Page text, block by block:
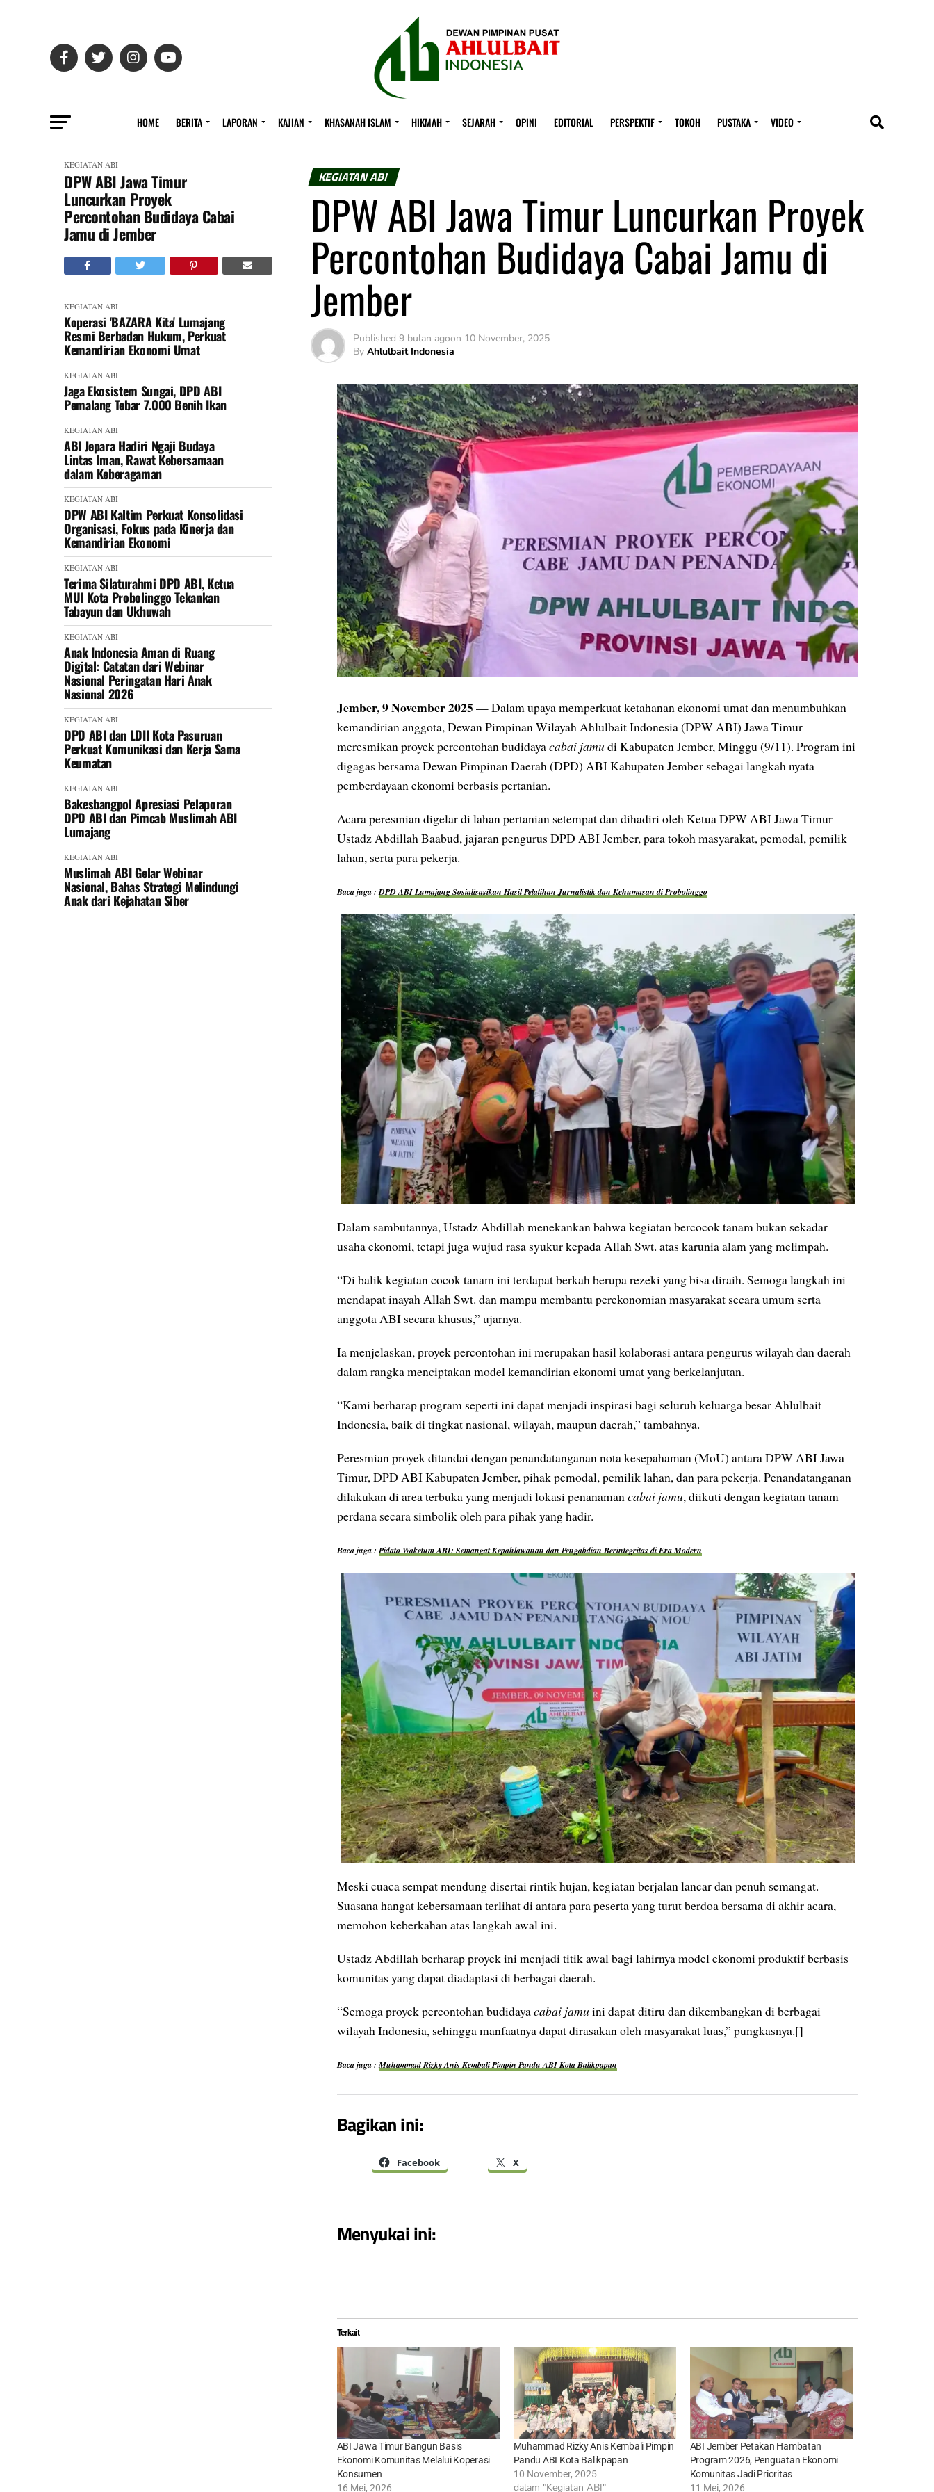
HOME BERITA LAPORAN KAJIAN KHASANAH ISLAM HIKMAH SEJARAH OPINI EDITORIAL PERSPEKTIF TOKOH PUSTAKA VIDEO
KEGIATAN ABI
DPW ABI Jawa Timur
Luncurkan Proyek
Percontohan Budidaya Cabai
Jamu di Jember
KEGIATAN ABI
Koperasi 'BAZARA Kita' Lumajang
Resmi Berbadan Hukum, Perkuat
Kemandirian Ekonomi Umat
KEGIATAN ABI
Jaga Ekosistem Sungai, DPD ABI
Pemalang Tebar 7.000 Benih Ikan
KEGIATAN ABI
ABI Jepara Hadiri Ngaji Budaya
Lintas Iman, Rawat Kebersamaan
dalam Keberagaman
KEGIATAN ABI
DPW ABI Kaltim Perkuat Konsolidasi
Organisasi, Fokus pada Kinerja dan
Kemandirian Ekonomi
KEGIATAN ABI
Terima Silaturahmi DPD ABI, Ketua
MUI Kota Probolinggo Tekankan
Tabayun dan Ukhuwah
KEGIATAN ABI
Anak Indonesia Aman di Ruang
Digital: Catatan dari Webinar
Nasional Peringatan Hari Anak
Nasional 2026
KEGIATAN ABI
DPD ABI dan LDII Kota Pasuruan
Perkuat Komunikasi dan Kerja Sama
Keumatan
KEGIATAN ABI
Bakesbangpol Apresiasi Pelaporan
DPD ABI dan Pimcab Muslimah ABI
Lumajang
KEGIATAN ABI
Muslimah ABI Gelar Webinar
Nasional, Bahas Strategi Melindungi
Anak dari Kejahatan Siber
KEGIATAN ABI
DPW ABI Jawa Timur Luncurkan Proyek
Percontohan Budidaya Cabai Jamu di
Jember
Published 9 bulan agoon 10 November, 2025
By Ahlulbait Indonesia
Jember, 9 November 2025— Dalam upaya memperkuat ketahanan ekonomi umat dan menumbuhkan
kemandirian anggota, Dewan Pimpinan Wilayah Ahlulbait Indonesia (DPW ABI) Jawa Timur
meresmikan proyek percontohan budidayacabai jamu di Kabupaten Jember, Minggu (9/11). Program ini
digagas bersama Dewan Pimpinan Daerah (DPD) ABI Kabupaten Jember sebagai langkah nyata
pemberdayaan ekonomi berbasis pertanian.
Acara peresmian digelar di lahan pertanian setempat dan dihadiri oleh Ketua DPW ABI Jawa Timur
Ustadz Abdillah Baabud, jajaran pengurus DPD ABI Jember, para tokoh masyarakat, pemodal, pemilik
lahan, serta para pekerja.
Baca juga :DPD ABI Lumajang Sosialisasikan Hasil Pelatihan Jurnalistik dan Kehumasan di Probolinggo
Dalam sambutannya, Ustadz Abdillah menekankan bahwa kegiatan bercocok tanam bukan sekadar
usaha ekonomi, tetapi juga wujud rasa syukur kepada Allah Swt. atas karunia alam yang melimpah.
“Di balik kegiatan cocok tanam ini terdapat berkah berupa rezeki yang bisa diraih. Semoga langkah ini
mendapat inayah Allah Swt. dan mampu membantu perekonomian masyarakat secara umum serta
anggota ABI secara khusus,” ujarnya.
Ia menjelaskan, proyek percontohan ini merupakan hasil kolaborasi antara pengurus wilayah dan daerah
dalam rangka menciptakan model kemandirian ekonomi umat yang berkelanjutan.
“Kami berharap program seperti ini dapat menjadi inspirasi bagi seluruh keluarga besar Ahlulbait
Indonesia, baik di tingkat nasional, wilayah, maupun daerah,” tambahnya.
Peresmian proyek ditandai dengan penandatanganan nota kesepahaman (MoU) antara DPW ABI Jawa
Timur, DPD ABI Kabupaten Jember, pihak pemodal, pemilik lahan, dan para pekerja. Penandatanganan
dilakukan di area terbuka yang menjadi lokasi penanamancabai jamu, diikuti dengan kegiatan tanam
perdana secara simbolik oleh para pihak yang hadir.
Baca juga :Pidato Waketum ABI: Semangat Kepahlawanan dan Pengabdian Berintegritas di Era Modern
Meski cuaca sempat mendung disertai rintik hujan, kegiatan berjalan lancar dan penuh semangat.
Suasana hangat kebersamaan terlihat di antara para peserta yang turut berdoa bersama di akhir acara,
memohon keberkahan atas langkah awal ini.
Ustadz Abdillah berharap proyek ini menjadi titik awal bagi lahirnya model ekonomi produktif berbasis
komunitas yang dapat diadaptasi di berbagai daerah.
“Semoga proyek percontohan budidayacabai jamu ini dapat ditiru dan dikembangkan di berbagai
wilayah Indonesia, sehingga manfaatnya dapat dirasakan oleh masyarakat luas,” pungkasnya.[]
Baca juga :Muhammad Rizky Anis Kembali Pimpin Pandu ABI Kota Balikpapan
Bagikan ini:
Facebook X
Menyukai ini:
Terkait
ABI Jawa Timur Bangun Basis
Ekonomi Komunitas Melalui Koperasi
Konsumen
16 Mei, 2026
Muhammad Rizky Anis Kembali Pimpin
Pandu ABI Kota Balikpapan
10 November, 2025
dalam "Kegiatan ABI"
ABI Jember Petakan Hambatan
Program 2026, Penguatan Ekonomi
Komunitas Jadi Prioritas
11 Mei, 2026